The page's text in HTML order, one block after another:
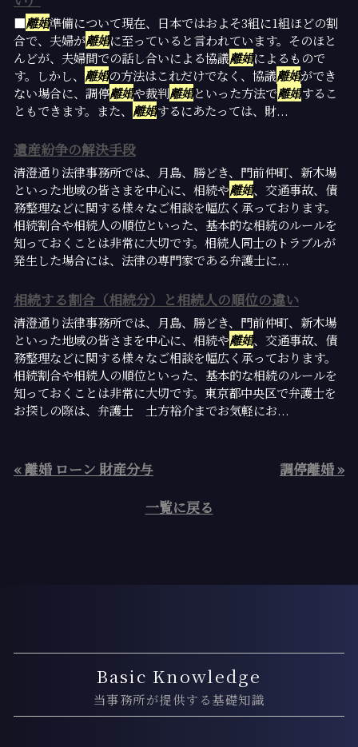
■離婚準備について現在、日本ではおよそ3組に1組ほどの割
合で、夫婦が離婚に至っていると言われています。そのほと
んどが、夫婦間での話し合いによる協議離婚によるもので
す。しかし、 離婚の方法はこれだけでなく、協議離婚ができ
ない場合に、調停離婚や裁判離婚といった方法で離婚するこ
ともできます。また、 離婚するにあたっては、財...
遺産紛争の解決手段
清澄通り法律事務所では、月島、勝どき、門前仲町、新木場
といった地域の皆さまを中心に、相続や離婚、交通事故、債
務整理などに関する様々なご相談を幅広く承っております。
相続割合や相続人の順位といった、基本的な相続のルールを
知っておくことは非常に大切です。相続人同士のトラブルが
発生した場合には、法律の専門家である弁護士に...
相続する割合（相続分）と相続人の順位の違い
清澄通り法律事務所では、月島、勝どき、門前仲町、新木場
といった地域の皆さまを中心に、相続や離婚、交通事故、債
務整理などに関する様々なご相談を幅広く承っております。
相続割合や相続人の順位といった、基本的な相続のルールを
知っておくことは非常に大切です。東京都中央区で弁護士を
お探しの際は、弁護士 土方裕介までお気軽にお...
« 離婚 ローン 財産分与
調停離婚 »
一覧に戻る
Basic Knowledge
当事務所が提供する基礎知識